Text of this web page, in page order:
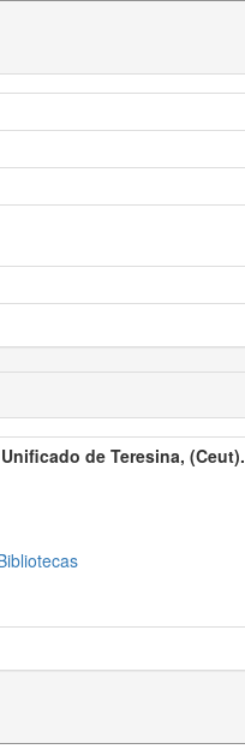
de Teresina, (Ceut).